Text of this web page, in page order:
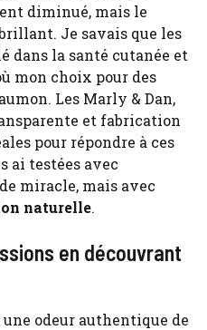
diminué, mais le
Je savais que les
dans la santé cutanée et
mon choix pour des
Les Marly & Dan,
et fabrication
pour répondre à ces
ai testées avec
miracle, mais avec
naturelle.
en découvrant
odeur authentique de